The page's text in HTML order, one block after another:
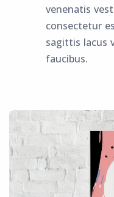
venenatis
consectetur
sagittis lacus
faucibus.